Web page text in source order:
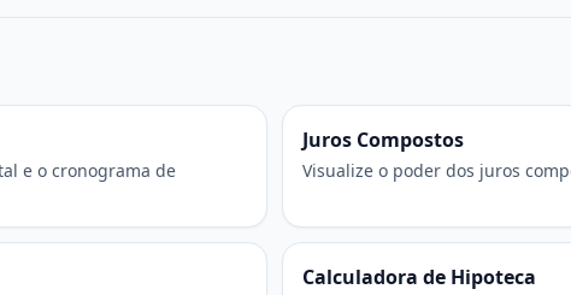
e o cronograma de
Juros Compostos
Visualize o poder dos juros
Calculadora de Hipoteca